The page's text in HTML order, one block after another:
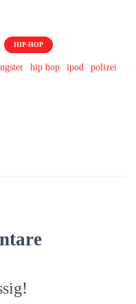
HIP-HOP
hip hop ipod polizei